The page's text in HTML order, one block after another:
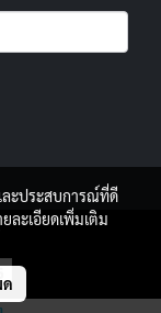
ละประสบการณ์ที่ดี
ละเอียดเพิ่มเติม